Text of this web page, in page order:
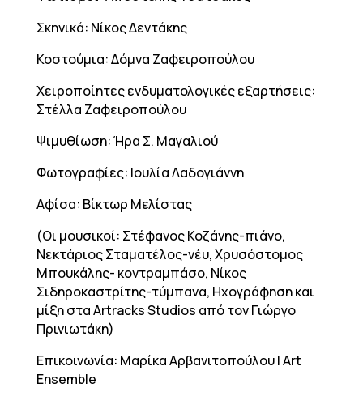
Σκηνικά: Νίκος Δεντάκης
Κοστούμια: Δόμνα Ζαφειροπούλου
Χειροποίητες ενδυματολογικές εξαρτήσεις:
Στέλλα Ζαφειροπούλου
Ψιμυθίωση: Ήρα Σ. Μαγαλιού
Φωτογραφίες: Ιουλία Λαδογιάννη
Αφίσα: Βίκτωρ Μελίστας
(Οι μουσικοί: Στέφανος Κοζάνης-πιάνο,
Νεκτάριος Σταματέλος-νέυ, Χρυσόστομος
Μπουκάλης- κοντραμπάσο, Νίκος
Σιδηροκαστρίτης-τύμπανα, Ηχογράφηση και
μίξη στα Artracks Studios από τον Γιώργο
Πρινιωτάκη)
Επικοινωνία: Μαρίκα Αρβανιτοπούλου | Art
Ensemble